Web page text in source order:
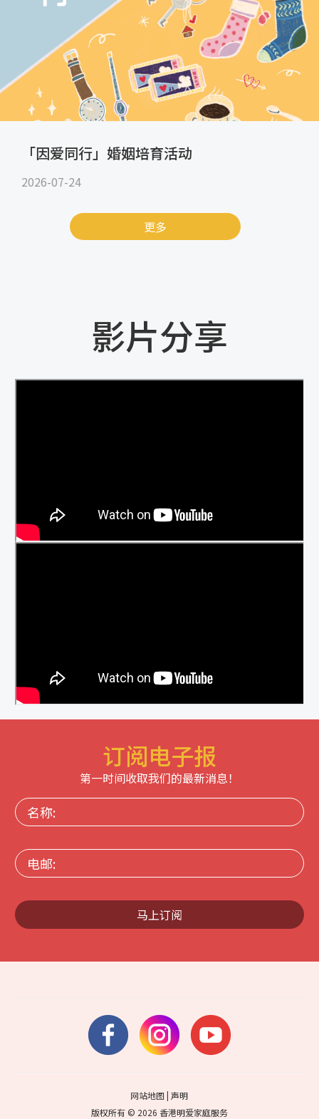
「因爱同行」婚姻培育活动
2026-07-24
更多
影片分享
订阅电子报
第一时间收取我们的最新消息！
名
称:
电
邮:
马上订阅
网站地图 |声明
版权所有 © 2026 香港明爱家庭服务